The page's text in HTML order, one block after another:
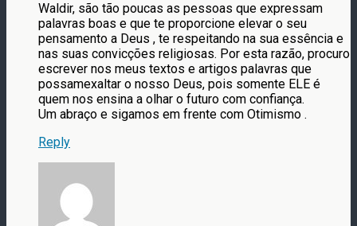
Waldir, são tão poucas as pessoas que expressam
palavras boas e que te proporcione elevar o seu
pensamento a Deus , te respeitando na sua essência e
nas suas convicções religiosas. Por esta razão, procuro
escrever nos meus textos e artigos palavras que
possamexaltar o nosso Deus, pois somente ELE é
quem nos ensina a olhar o futuro com confiança.
Um abraço e sigamos em frente com Otimismo .
Reply